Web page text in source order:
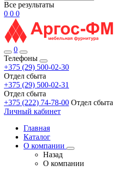
Все результаты
0 0 0
0
Телефоны
+375 (29) 500-02-30
Отдел сбыта
+375 (29) 500-02-31
Отдел сбыта
+375 (222) 74-78-00 Отдел сбыта
Личный кабинет
Главная
Каталог
О компании
Назад
О компании